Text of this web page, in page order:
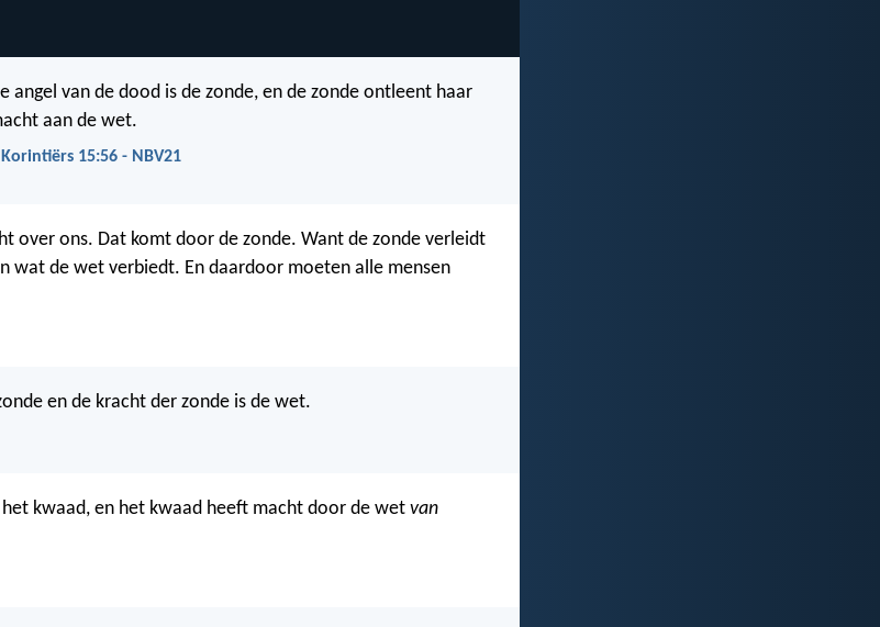
angel van de dood is de zonde, en de zonde ontleent haar
aan de wet.
15:56 - NBV21
over ons. Dat komt door de zonde. Want de zonde verleidt
wat de wet verbiedt. En daardoor moeten alle mensen
en de kracht der zonde is de wet.
kwaad, en het kwaad heeft macht door de wet van